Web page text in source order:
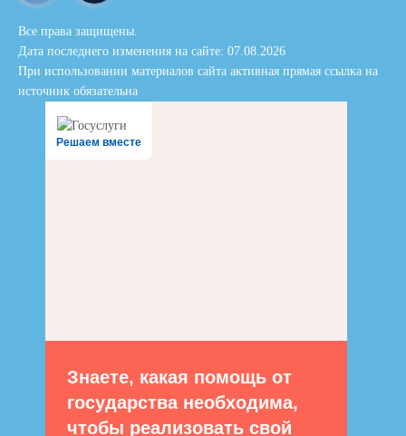
Все права защищены.
Дата последнего изменения на сайте: 07.08.2026
При использовании материалов сайта активная прямая ссылка на
источник обязательна
Решаем вместе
Знаете, какая помощь от
государства необходима,
чтобы реализовать свой